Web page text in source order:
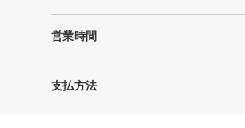
営業時間
支払方法